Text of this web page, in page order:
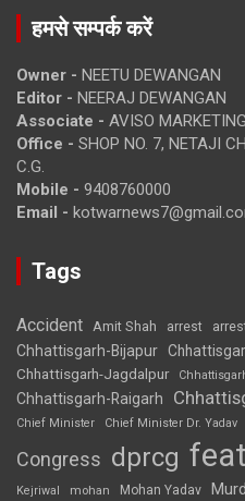
हमसे सम्पर्क करें
Owner - NEETU DEWANGAN
Editor - NEERAJ DEWANGAN
Associate - AVISO
Office - SHOP NO. 7, NETAJI
C.G.
Mobile - 9408760000
Email -
Tags
Accident Amit Shah arrest
Chhattisgarh-Bijapur
Chhattisgarh-Jagdalpur
Chhattisgarh-Raigarh
Chief Minister
Chief Minister Dr. Yadav
Congress dprcg
Kejriwal mohan Mohan Yadav